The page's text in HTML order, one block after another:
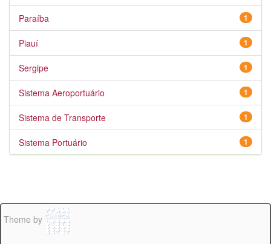
1
Paraíba
1
Piauí
1
Sergipe
1
Sistema Aeroportuário
1
Sistema de Transporte
1
Sistema Portuário
Theme by